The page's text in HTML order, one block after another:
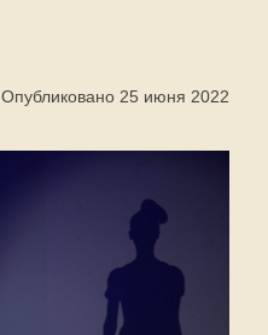
Опубликовано 25 июня 2022